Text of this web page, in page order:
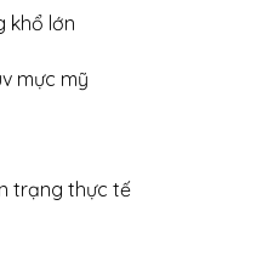
khổ lớn
mực mỹ
trạng thực tế